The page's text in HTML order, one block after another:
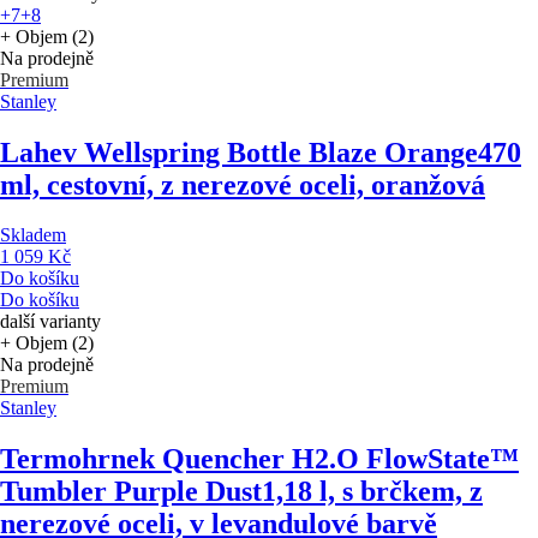
+7+8
+ Objem (2)
Na prodejně
Premium
Stanley
Lahev Wellspring Bottle Blaze Orange470
ml, cestovní, z nerezové oceli, oranžová
Skladem
1 059 Kč
Do košíku
Do košíku
další varianty
+ Objem (2)
Na prodejně
Premium
Stanley
Termohrnek Quencher H2.O FlowState™
Tumbler Purple Dust1,18 l, s brčkem, z
nerezové oceli, v levandulové barvě